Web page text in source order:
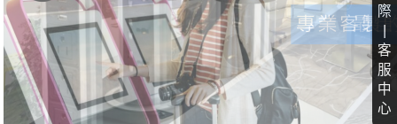
際
客
服
中
心